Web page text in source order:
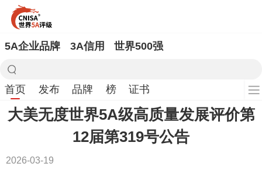
5A企业品牌 3A信用 世界500强
首页 发布 品牌 榜 证书
大美无度世界5A级高质量发展评价第
12届第319号公告
2026-03-19